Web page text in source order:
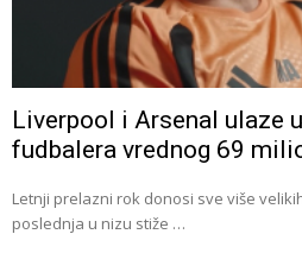
Liverpool i Arsenal ulaze
fudbalera vrednog 69
Letnji prelazni rok donosi sve više
poslednja u nizu stiže …